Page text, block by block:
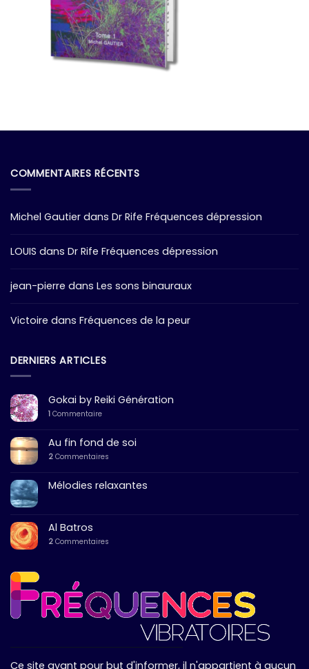
COMMENTAIRES RÉCENTS
Michel Gautier dans Dr Rife Fréquences dépression
LOUIS dans Dr Rife Fréquences dépression
jean-pierre dans Les sons binauraux
Victoire dans Fréquences de la peur
DERNIERS ARTICLES
Gokai by Reiki Génération
1 Commentaire
Au fin fond de soi
2 Commentaires
Mélodies relaxantes
Al Batros
2 Commentaires
Ce site ayant pour but d'informer, il n'appartient à aucun